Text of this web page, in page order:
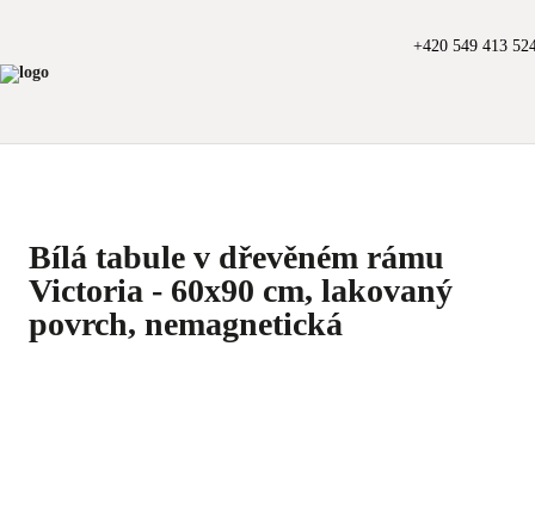
+420 549 413
Bílá tabule v dřevěném rámu
Victoria - 60x90 cm, lakovaný
povrch, nemagnetická